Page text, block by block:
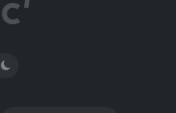
PŘEPNOUT SVĚTLÝ/TMAVÝ REŽIM